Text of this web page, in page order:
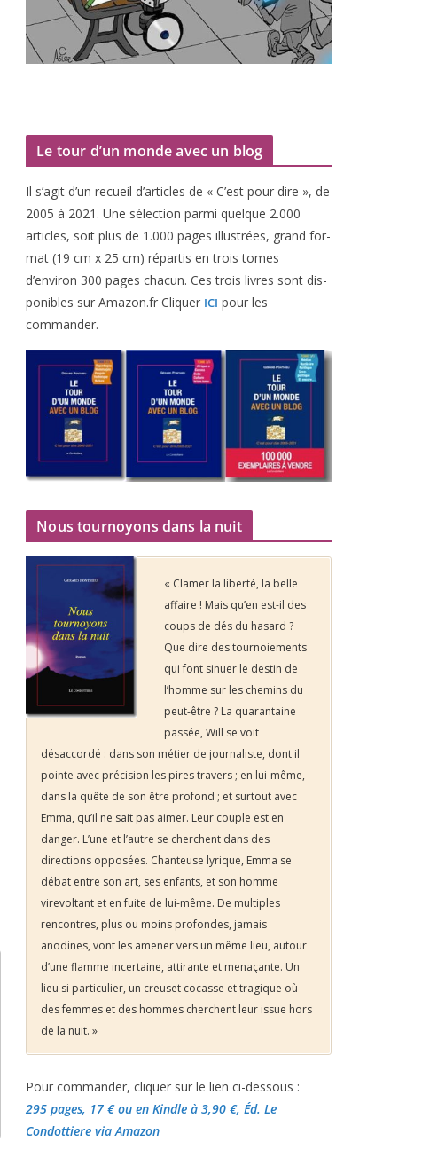
Le tour d’un monde avec un blog
Il s’agit d’un recueil d’ar­ticles de « C’est pour dire », de
2005 à 2021 . Une sélec­tion par­mi quelque 2.000
articles, soit plus de 1 .000 pages illus­trées, grand for­
mat (19 cm x 25 cm) répar­tis en trois tomes
d’environ 300 pages cha­cun. Ces trois livres sont dis­
po­nibles sur Amazon​.fr Cliquer ICI pour les
commander.
Nous tournoyons dans la nuit
« Clamer la liberté, la belle
affaire ! Mais qu’en est-il des
coups de dés du hasard ?
Que dire des tournoiements
qui font sinuer le destin de
l’homme sur les chemins du
peut-être ? La quarantaine
passée, Will se voit
désaccordé : dans son métier de journaliste, dont il
pointe avec précision les pires travers ; en lui-même,
dans la quête de son être profond ; et surtout avec
Emma, qu’il ne sait pas aimer. Leur couple est en
danger. L’une et l’autre se cherchent dans des
directions opposées. Chanteuse lyrique, Emma se
débat entre son art, ses enfants, et son homme
virevoltant et en fuite de lui-même. De multiples
rencontres, plus ou moins profondes, jamais
anodines, vont les amener vers un même lieu, autour
d’une flamme incertaine, attirante et menaçante. Un
lieu si particulier, un creuset cocasse et tragique où
des femmes et des hommes cherchent leur issue hors
de la nuit. »
Pour commander, cliquer sur le lien ci-dessous :
295 pages, 17 €ou en Kindle à 3,90 €, Éd. Le
Condottiere via Amazon